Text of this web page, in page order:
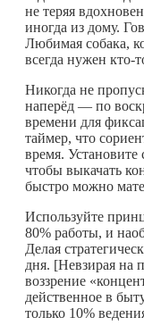
не теряя
иногда из дому.
Любимая собака,
всегда нужен кто-
Никогда не
наперёд — по
времени для
таймер, что
время.
чтобы выкачать
быстро можно
Используйте
80% работы, и
Делая
дня. [Невзирая на
воззрение
действенное в
только 10%